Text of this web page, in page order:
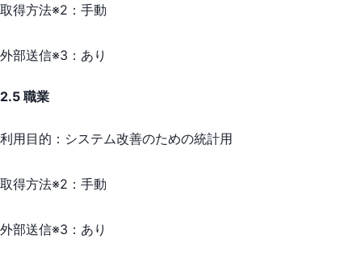
取得方法※2： 手動
外部送信※3： あり
2.5 職業
利用目的： システム改善のための統計用
取得方法※2： 手動
外部送信※3： あり